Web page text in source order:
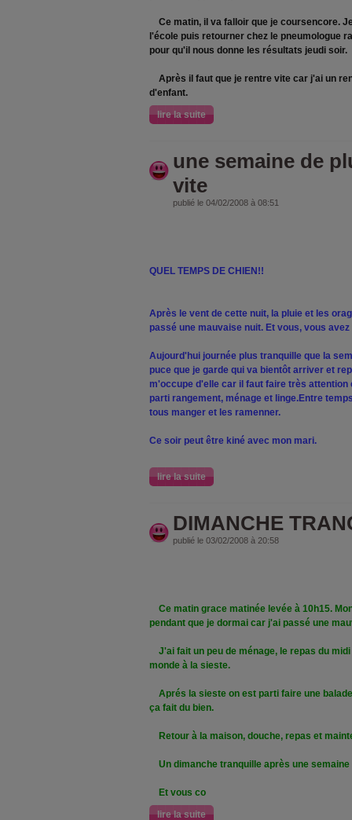
Ce matin, il va falloir que je coursencore.
l'école puis retourner chez le pneumologue
pour qu'il nous donne les résultats jeudi soir.
Après il faut que je rentre vite car j'ai un
d'enfant.
lire la suite
une semaine de
vite
publié le 04/02/2008 à 08:51
QUEL TEMPS DE CHIEN!!
Après le vent de cette nuit, la pluie et les
passé une mauvaise nuit. Et vous, vous
Aujourd'hui journée plus tranquille que la
puce que je garde qui va bientôt arriver et
m'occupe d'elle car il faut faire très attention
parti rangement, ménage et linge.Entre
tous manger et les ramenner.
Ce soir peut être kiné avec mon mari.
lire la suite
DIMANCHE
publié le 03/02/2008 à 20:58
Ce matin grace matinée levée à 10h15.
pendant que je dormai car j'ai passé une
J'ai fait un peu de ménage, le repas du
monde à la sieste.
Aprés la sieste on est parti faire une
ça fait du bien.
Retour à la maison, douche, repas et
Un dimanche tranquille après une
Et vous co
lire la suite